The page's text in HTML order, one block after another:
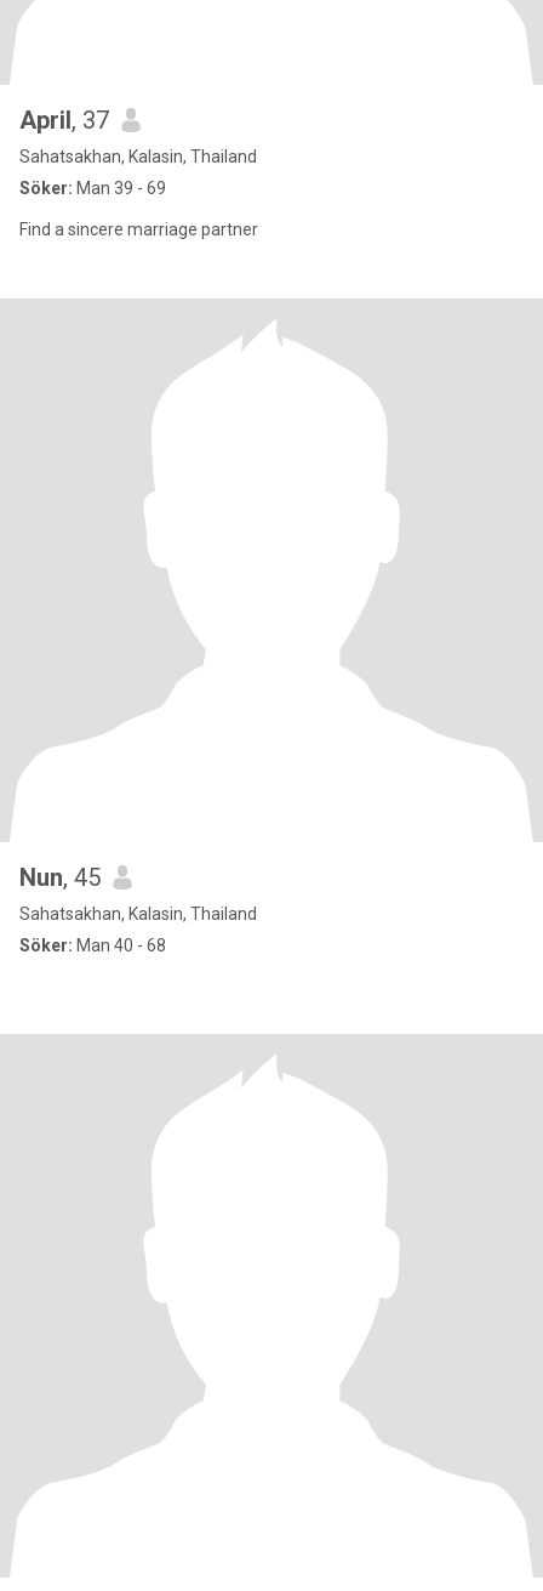
April, 37
Sahatsakhan, Kalasin, Thailand
Söker: Man 39 - 69
Find a sincere marriage partner
Nun, 45
Sahatsakhan, Kalasin, Thailand
Söker: Man 40 - 68